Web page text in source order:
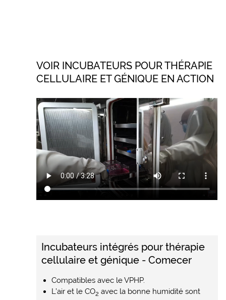
VOIR INCUBATEURS POUR THÉRAPIE
CELLULAIRE ET GÉNIQUE EN ACTION
Incubateurs intégrés pour thérapie
cellulaire et génique - Comecer
Compatibles avec le VPHP.
L’air et le CO2 avec la bonne humidité sont